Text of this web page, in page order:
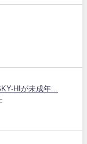
HIが未成年...